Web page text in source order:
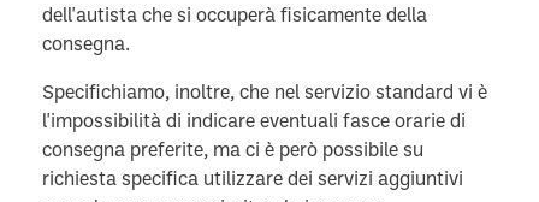
dell'autista che si occuperà fisicamente della
consegna.
Specifichiamo, inoltre, che nel servizio standard vi è
l'impossibilità di indicare eventuali fasce orarie di
consegna preferite, ma ci è però possibile su
richiesta specifica utilizzare dei servizi aggiuntivi